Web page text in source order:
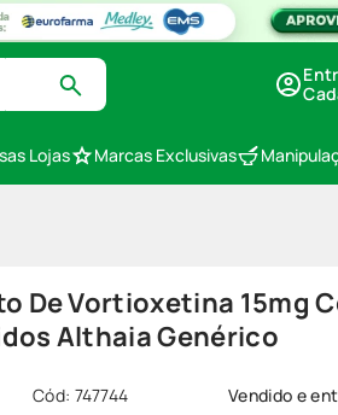
Lojas Marcas Exclusivas
De Vortioxetina 15mg
Althaia Genérico
Cód: 747744 Vendido e